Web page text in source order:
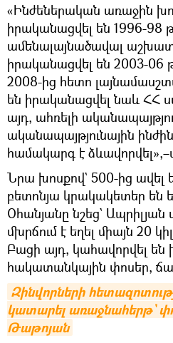
«Ինժեներական առաջին
իրականացվել են 1996-98
ամենալայնածավալ
իրականացվել են 2003-06
2008-ից հետո
են իրականացվել նաև ՀՀ
այդ, ահռելի
ականապայթյունային
համակարգ է
Նրա խոսքով` 500-ից
բետոնյա կրակակետեր են
Օհանյանը նշեց`
մխրճում է եղել միայն 20
Բացի այդ, կահավորվել
հակատանկային փոսեր,
Զինվորների
կատարել առաջնահերթ`
Թաթոյան